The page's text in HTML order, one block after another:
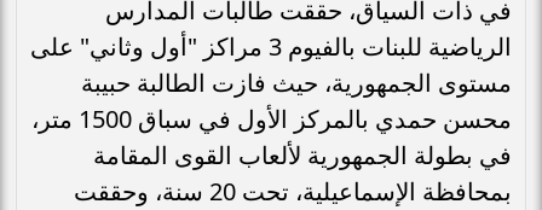
في ذات السياق، حققت طالبات المدارس
الرياضية للبنات بالفيوم 3 مراكز "أول وثاني" على
مستوى الجمهورية، حيث فازت الطالبة حبيبة
محسن حمدي بالمركز الأول في سباق 1500 متر،
في بطولة الجمهورية لألعاب القوى المقامة
بمحافظة الإسماعيلية، تحت 20 سنة، وحققت